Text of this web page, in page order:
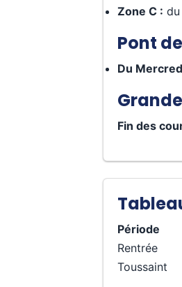
Zone C : du
Pont
Du
Fin des
Période
Rentrée
Toussaint